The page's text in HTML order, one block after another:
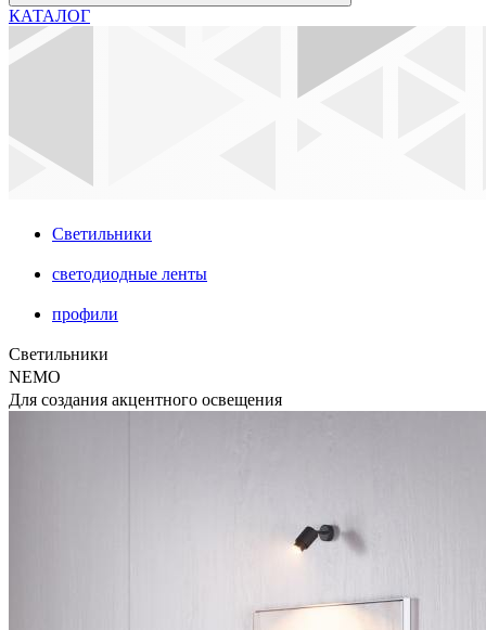
КАТАЛОГ
Светильники
светодиодные ленты
профили
Светильники
NEMO
Для создания акцентного освещения